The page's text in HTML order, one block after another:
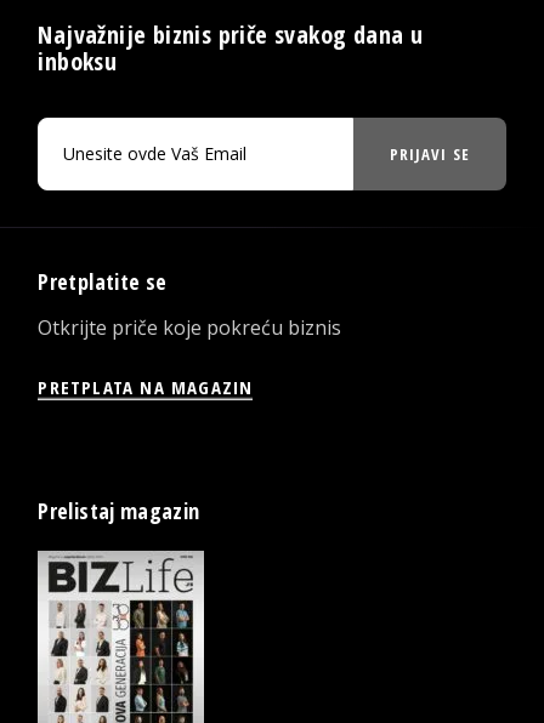
Najvažnije biznis priče svakog dana u
inboksu
PRIJAVI SE
Pretplatite se
Otkrijte priče koje pokreću biznis
PRETPLATA NA MAGAZIN
Prelistaj magazin